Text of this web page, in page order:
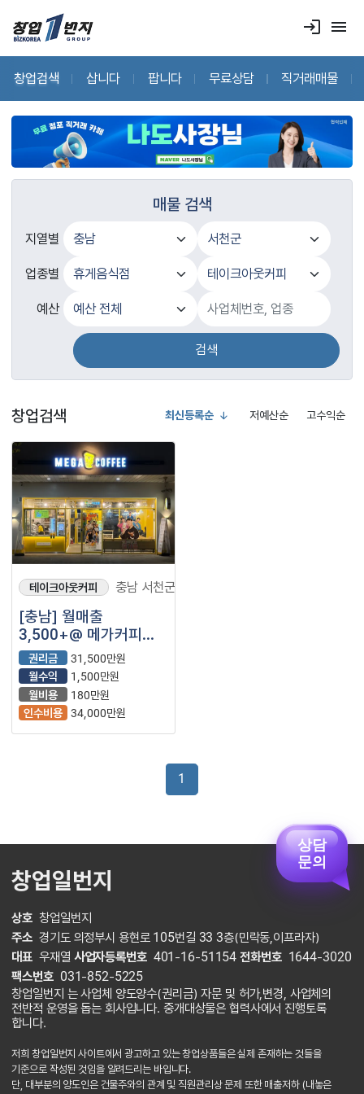
login menu
창업검색 삽니다 팝니다 무료상담 직거래매물
매물 검색
지열별
업종별
예산
검색
창업검색 최신등록순 저예산순 고수익순
테이크아웃커피 충남 서천군
[충남] 월매출
3,500+@ 메가커피
고수익 카페 양도양수
합니다
권리금
31,500만원
월수익
1,500만원
월비용
180만원
인수비용 34,000만원
1
창업일번지
상호 창업일번지
주소 경기도 의정부시 용현로 105번길 33 3층(민락동,이프라자)
대표 우재열 사업자등록번호 401-16-51154 전화번호 1644-3020
팩스번호 031-852-5225
창업일번지 는 사업체 양도양수(권리금) 자문 및 허가,변경, 사업체의
전반적 운영을 돕는 회사입니다. 중개대상물은 협력사에서 진행토록
합니다.
저희 창업일번지 사이트에서 광고하고 있는 창업상품들은 실제 존재하는 것들을
기준으로 작성된 것임을 알려드리는 바입니다.
단, 대부분의 양도인은 건물주와의 관계 및 직원관리상 문제 또한 매출저하 (내놓은
상담
문의